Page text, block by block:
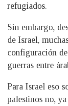
refugiados.
Sin embargo,
de Israel,
configuración
guerras entre
Para Israel eso
palestinos no,